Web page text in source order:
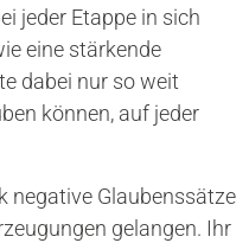
jeder Etappe in sich
eine stärkende
dabei nur so weit
können, auf jeder
negative Glaubenssätze
gelangen. Ihr